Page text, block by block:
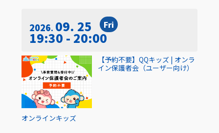
2026 09. 25 Fri
19:30 - 20:00
オンラインキッズ
【予約不要】QQキッズ | オンラ
イン保護者会（ユーザー向け）